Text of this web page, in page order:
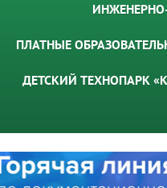
ПЛАТНЫЕ
ДЕТСКИЙ ТЕХНОПАРК